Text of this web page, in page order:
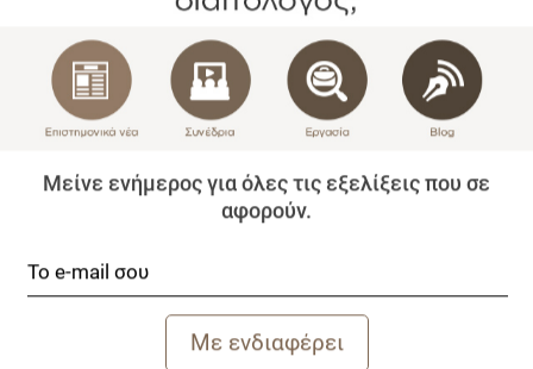
Ποια η σχέση του Σεληνίου με την πορεία της
Εγκυμοσύνης;
Επιστημονικά Νέα
2 λεπτά να διαβαστεί
Μείνε ενήμερος για όλες τις εξελίξεις που σε
αφορούν.